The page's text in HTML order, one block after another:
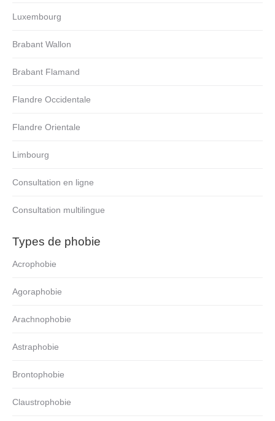
Luxembourg
Brabant Wallon
Brabant Flamand
Flandre Occidentale
Flandre Orientale
Limbourg
Consultation en ligne
Consultation multilingue
Types de phobie
Acrophobie
Agoraphobie
Arachnophobie
Astraphobie
Brontophobie
Claustrophobie